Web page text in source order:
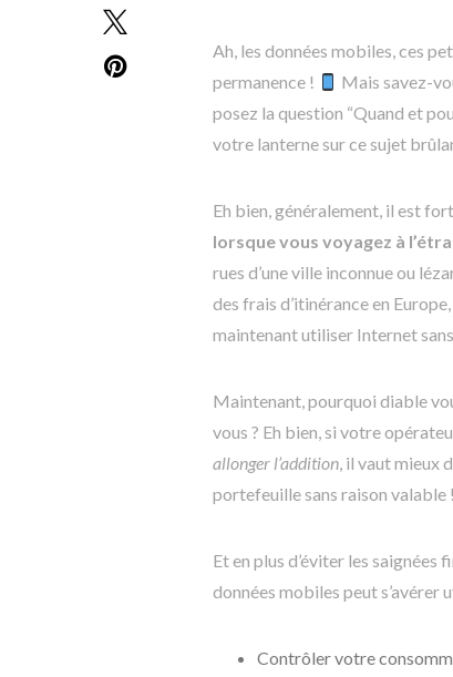
Ah, les données mobiles, ces
permanence !
Mais savez-
posez la question “Quand et
votre lanterne sur ce sujet
Eh bien, généralement, il est
lorsque vous voyagez à
rues d’une ville inconnue ou
des frais d’itinérance en
maintenant utiliser Internet sans
Maintenant, pourquoi diable
vous ? Eh bien, si votre
allonger l’addition, il vaut mieux
portefeuille sans raison valable !
Et en plus d’éviter les
données mobiles peut s’avérer
Contrôler votre